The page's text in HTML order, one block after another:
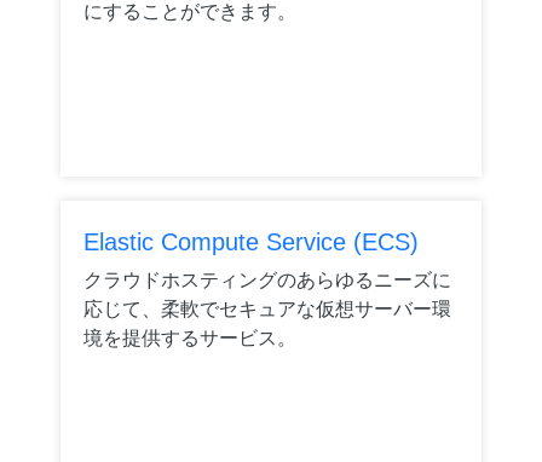
にすることができます。
Elastic Compute Service (ECS)
クラウドホスティングのあらゆるニーズに
応じて、柔軟でセキュアな仮想サーバー環
境を提供するサービス。